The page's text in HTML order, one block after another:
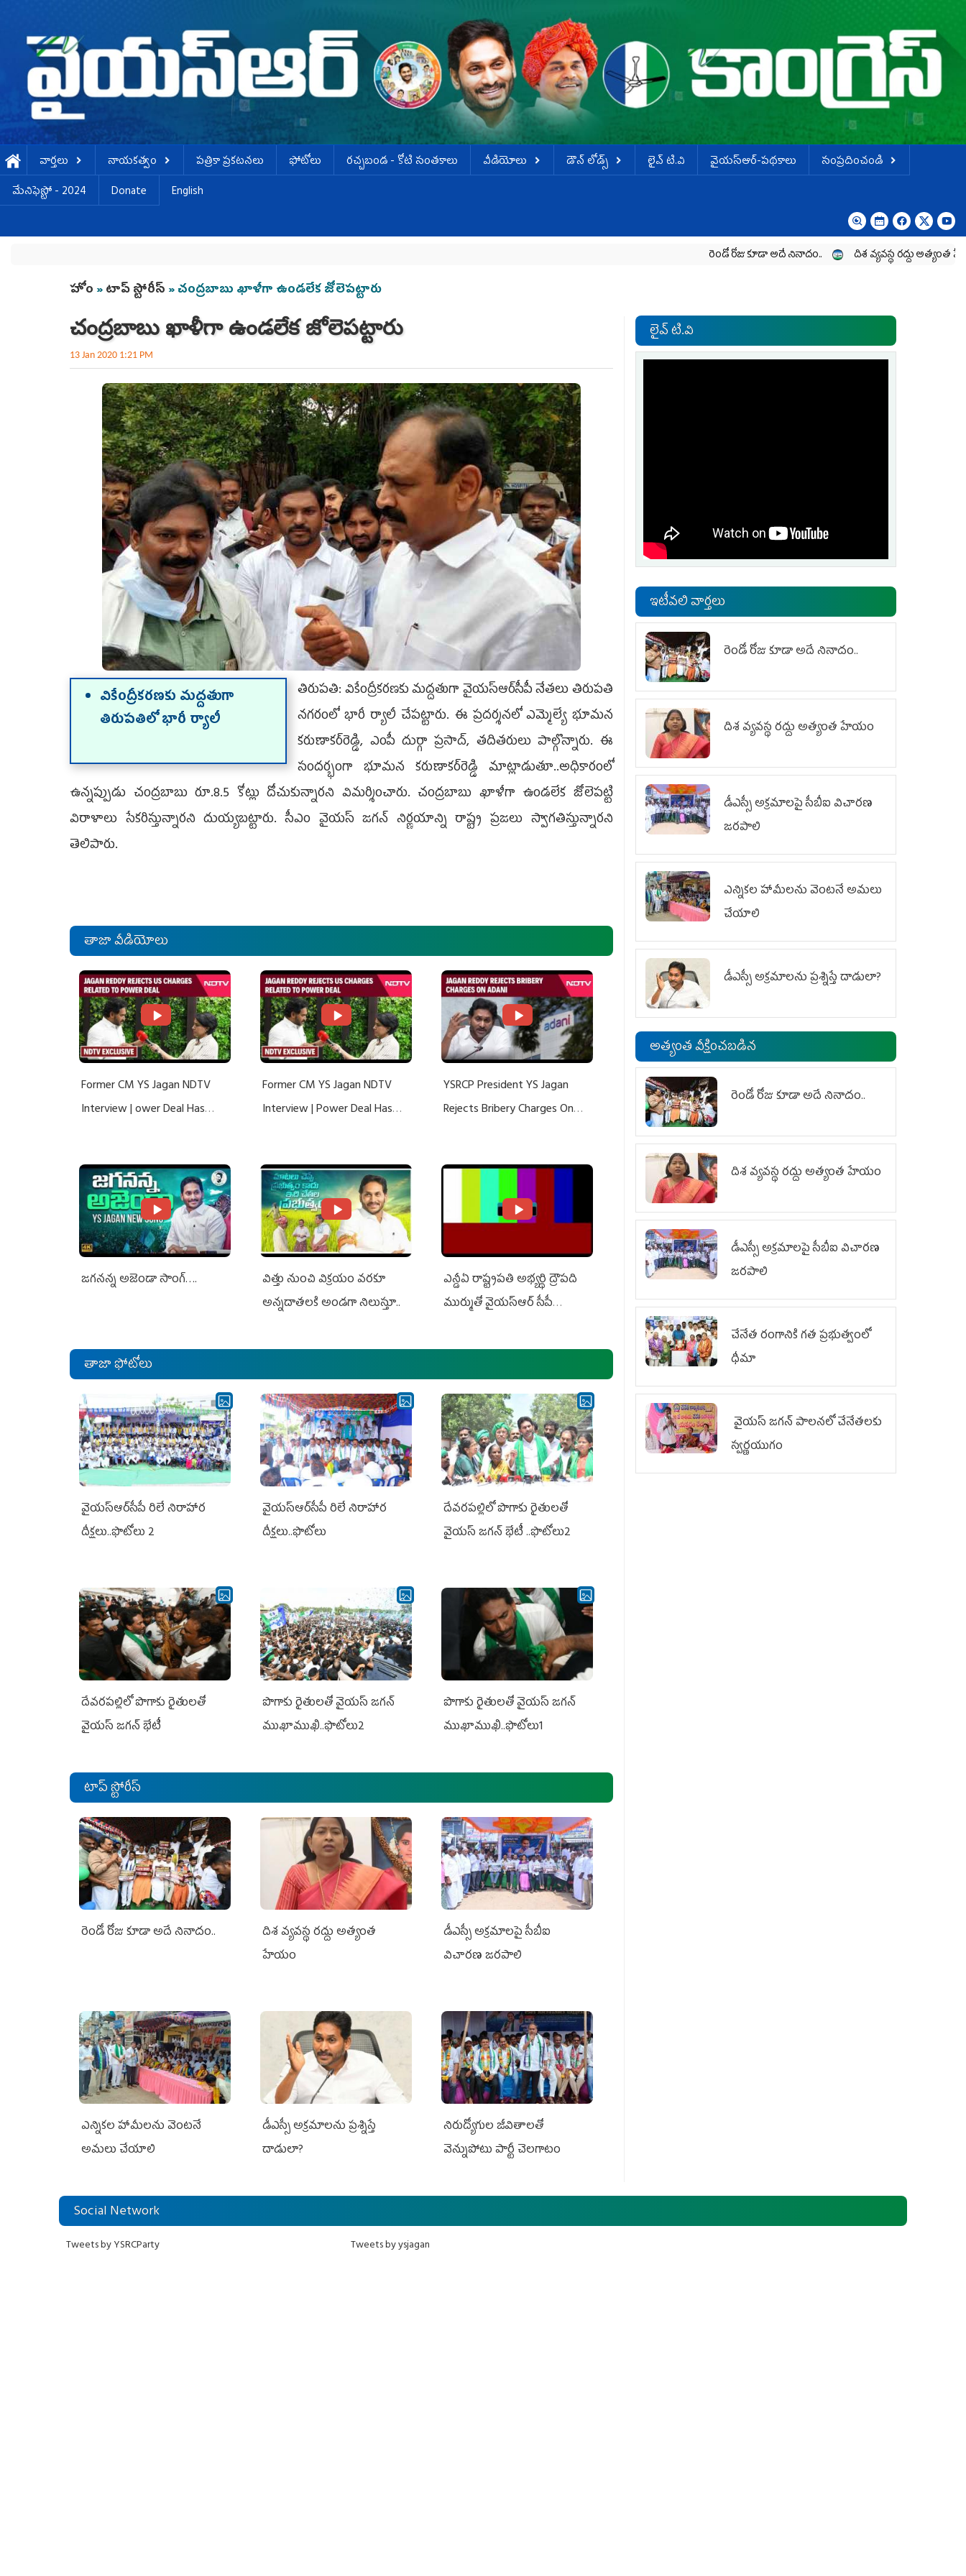
వార్తలు నాయకత్వం పత్రికా ప్రకటనలు ఫోటోలు ర‌చ్చ‌బండ‌ - కోటి సంత‌కాలు వీడియోలు డౌన్ లోడ్స్ లైవ్ టి.వి వైయస్ఆర్-పథకాలు
సంప్రదించండి
మేనిఫెస్టో - 2024
Donate English
రెండో రోజు కూడా అదే నినాదం.. దిశ వ్యవస్థ రద్దు అత్యంత హేయం
You are here
హోం »టాప్ స్టోరీస్ » చంద్రబాబు ఖాళీగా ఉండలేక జోలెపట్టారు
చంద్రబాబు ఖాళీగా ఉండలేక జోలెపట్టారు
13 Jan 2020 1:21 PM
వికేంద్రీకరణకు మద్దతుగా
తిరుపతిలో భారీ ర్యాలీ
తిరుపతి: వికేంద్రీకరణకు మద్దతుగా వైయస్‌ఆర్‌సీపీ నేతలు తిరుపతి
నగరంలో భారీ ర్యాలీ చేపట్టారు. ఈ ప్రదర్శనలో ఎమ్మెల్యే భూమన
కరుణాకర్‌రెడ్డి, ఎంపీ దుర్గా ప్రసాద్‌, తదితరులు పాల్గొన్నారు. ఈ
సందర్భంగా భూమన కరుణాకర్‌రెడ్డి మాట్లాడుతూ..అధికారంలో
ఉన్నప్పుడు చంద్రబాబు రూ.8.5 కోట్లు దోచుకున్నారని విమర్శించారు. చంద్రబాబు ఖాళీగా ఉండలేక జోలెపట్టి
విరాళాలు సేకరిస్తున్నారని దుయ్యబట్టారు. సీఎం వైయస్‌ జగన్‌ నిర్ణయాన్ని రాష్ట్ర ప్రజలు స్వాగతిస్తున్నారని
తెలిపారు.
తాజా వీడియోలు
Former CM YS Jagan NDTV
Interview | ower Deal Has
Former CM YS Jagan NDTV
Interview | Power Deal Has
YSRCP President YS Jagan
Rejects Bribery Charges On
జగనన్న అజెండా సాంగ్….
విత్తు నుంచి విక్రయం వరకూ
అన్నదాతలకి అండగా నిలుస్తూ..
ఎన్డీఏ రాష్ట్ర‌ప‌తి అభ్య‌ర్థి ద్రౌప‌ది
ముర్ముతో వైయ‌స్ఆర్ సీపీ
ఎమ్మెల్యేలు, ఎంపీల స‌మావేశం
తాజా ఫోటోలు
వైయ‌స్ఆర్‌సీపీ రిలే నిరాహార
దీక్షలు..ఫొటోలు 2
వైయ‌స్ఆర్‌సీపీ రిలే నిరాహార
దీక్షలు..ఫొటోలు
దేవరపల్లిలో పొగాకు రైతులతో
వైయస్ జగన్ భేటీ ..ఫొటోలు2
దేవరపల్లిలో పొగాకు రైతులతో
వైయస్ జగన్ భేటీ
పొగాకు రైతుల‌తో వైయ‌స్ జ‌గ‌న్
ముఖాముఖి..ఫొటోలు2
పొగాకు రైతుల‌తో వైయ‌స్ జ‌గ‌న్
ముఖాముఖి..ఫొటోలు1
టాప్ స్టోరీస్
రెండో రోజు కూడా అదే నినాదం..
దిశ వ్యవస్థ రద్దు అత్యంత
హేయం
డీఎస్సీ అక్రమాలపై సీబీఐ
విచారణ జరపాలి
ఎన్నికల హామీలను వెంటనే
అమలు చేయాలి
డీఎస్సీ అక్రమాలను ప్రశ్నిస్తే
దాడులా?
నిరుద్యోగుల జీవితాలతో
వెన్నుపోటు పార్టీ చెలగాటం
లైవ్ టి.వి
ఇటీవలి వార్తలు
రెండో రోజు కూడా అదే నినాదం..
దిశ వ్యవస్థ రద్దు అత్యంత హేయం
డీఎస్సీ అక్రమాలపై సీబీఐ విచారణ
జరపాలి
ఎన్నికల హామీలను వెంటనే అమలు
చేయాలి
డీఎస్సీ అక్రమాలను ప్రశ్నిస్తే దాడులా?
అత్యంత వీక్షించబడిన
రెండో రోజు కూడా అదే నినాదం..
దిశ వ్యవస్థ రద్దు అత్యంత హేయం
డీఎస్సీ అక్రమాలపై సీబీఐ విచారణ
జరపాలి
చేనేత రంగానికి గత ప్రభుత్వంలో
ధీమా
వైయ‌స్ జగన్ పాలనలో చేనేతలకు
స్వర్ణయుగం
Social Network
Tweets by YSRCParty Tweets by ysjagan